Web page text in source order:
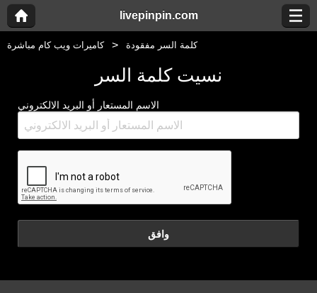
livepinpin.com
كاميرات ويب كام مباشرة كلمة السر مفقودة
نسيت كلمة السر
الاسم المستعار أو البريد الالكتروني
وافق